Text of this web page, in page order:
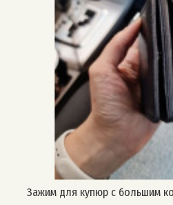
Зажим для купюр с большим